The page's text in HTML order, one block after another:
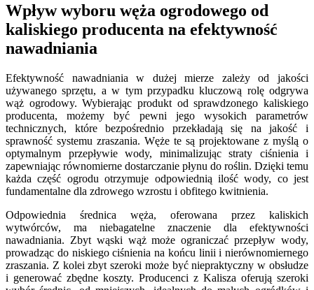
Wpływ wyboru węża ogrodowego od
kaliskiego producenta na efektywność
nawadniania
Efektywność nawadniania w dużej mierze zależy od jakości
używanego sprzętu, a w tym przypadku kluczową rolę odgrywa
wąż ogrodowy. Wybierając produkt od sprawdzonego kaliskiego
producenta, możemy być pewni jego wysokich parametrów
technicznych, które bezpośrednio przekładają się na jakość i
sprawność systemu zraszania. Węże te są projektowane z myślą o
optymalnym przepływie wody, minimalizując straty ciśnienia i
zapewniając równomierne dostarczanie płynu do roślin. Dzięki temu
każda część ogrodu otrzymuje odpowiednią ilość wody, co jest
fundamentalne dla zdrowego wzrostu i obfitego kwitnienia.
Odpowiednia średnica węża, oferowana przez kaliskich
wytwórców, ma niebagatelne znaczenie dla efektywności
nawadniania. Zbyt wąski wąż może ograniczać przepływ wody,
prowadząc do niskiego ciśnienia na końcu linii i nierównomiernego
zraszania. Z kolei zbyt szeroki może być niepraktyczny w obsłudze
i generować zbędne koszty. Producenci z Kalisza oferują szeroki